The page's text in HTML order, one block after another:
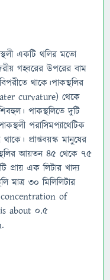
একটি থলির মতো
গহ্বরের উপরের বাম
থাকে।পাকস্থলির
curvature) থেকে
পাকস্থলিতে দুটি
পরাসিমপ্যাথেটিক
প্রাপ্তবয়স্ক মানুষের
আয়তন ৪৫ থেকে ৭৫
প্রায় এক লিটার খাদ্য
মাত্র ৩০ মিলিলিটার
concentration of
about 0.5